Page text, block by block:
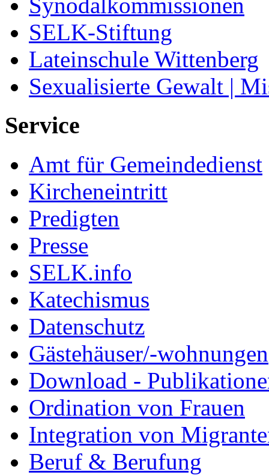
Synodalkommissionen
SELK-Stiftung
Lateinschule Wittenberg
Sexualisierte Gewalt |
Service
Amt für Gemeindedienst
Kircheneintritt
Predigten
Presse
SELK.info
Katechismus
Datenschutz
Gästehäuser/-wohnungen
Download -
Ordination von Frauen
Integration von
Beruf & Berufung